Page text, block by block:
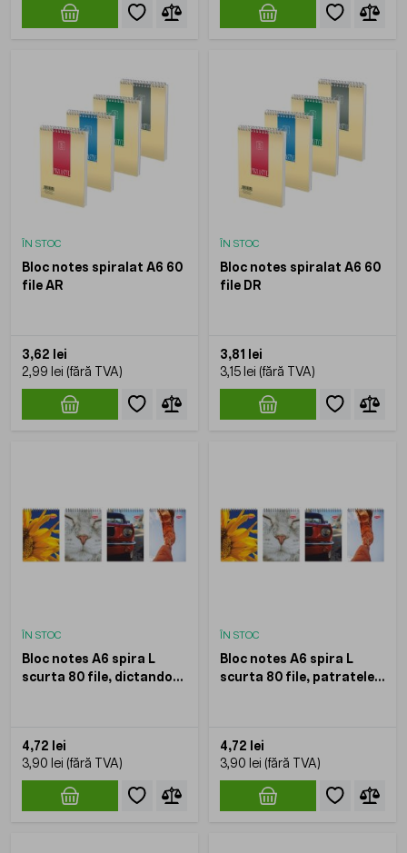
ÎN STOC
Bloc notes spiralat A6 60
file AR
3,62 lei
2,99 lei
ÎN STOC
Bloc notes spiralat A6 60
file DR
3,81 lei
3,15 lei
ÎN STOC
Bloc notes A6 spira L
scurta 80 file, dictando
4,72 lei
3,90 lei
ÎN STOC
Bloc notes A6 spira L
scurta 80 file, patratele
4,72 lei
3,90 lei